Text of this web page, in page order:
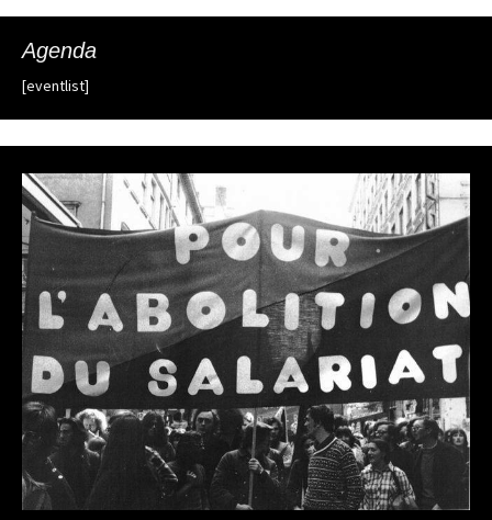
Agenda
[eventlist]